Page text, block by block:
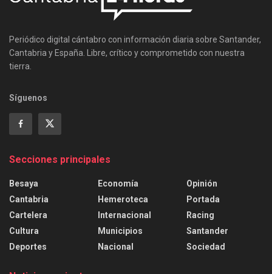
Periódico digital cántabro con información diaria sobre Santander,
Cantabria y España. Libre, crítico y comprometido con nuestra
tierra.
Síguenos
Secciones principales
Besaya
Cantabria
Cartelera
Cultura
Deportes
Economía
Hemeroteca
Internacional
Municipios
Nacional
Opinión
Portada
Racing
Santander
Sociedad